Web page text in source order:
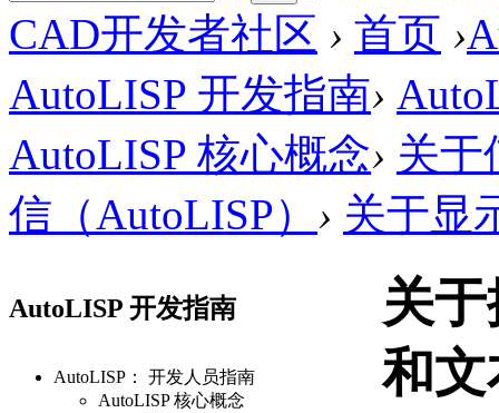
CAD开发者社区 › 首页 ›
AutoLISP 开发指南›
AutoLISP 核心概念› 关于
信（AutoLISP） › 关于显
AutoLISP 开发指南
AutoLISP： 开发人员指南
AutoLISP 核心概念
关
和